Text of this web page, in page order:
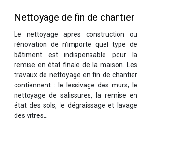
Nettoyage de fin de chantier
Le nettoyage après construction ou
rénovation de n’importe quel type de
bâtiment est indispensable pour la
remise en état finale de la maison. Les
travaux de nettoyage en fin de chantier
contiennent : le lessivage des murs, le
nettoyage de salissures, la remise en
état des sols, le dégraissage et lavage
des vitres…